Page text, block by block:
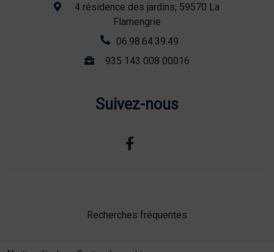
4 résidence des jardins, 59570 La
Flamengrie
06.98.64.39.49
935 143 008 00016
Suivez-nous
Recherches fréquentes